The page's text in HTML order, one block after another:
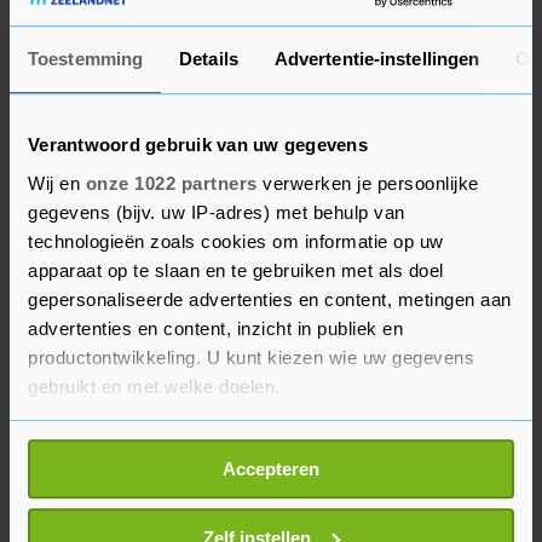
Toestemming Details Advertentie-instellingen
Verantwoord gebruik van uw gegevens
Wij en onze 1022 partners verwerken je persoonlijke
gegevens (bijv. uw IP-adres) met behulp van
technologieën zoals cookies om informatie op uw
apparaat op te slaan en te gebruiken met als doel
gepersonaliseerde advertenties en content, metingen aan
advertenties en content, inzicht in publiek en
productontwikkeling. U kunt kiezen wie uw gegevens
gebruikt en met welke doelen.
Als u het toestaat, willen we ook graag:
Informatie verzamelen over uw geografische
locatie, die tot een paar meter nauwkeurig kan zijn
Uw apparaat identificeren door het actief te
Accepteren
Zelf instellen
'hoi' en 'succes', maar verder niet. Maar het is niet
zo dat we elkaar een boze blik geven of een
schouderduw op de gang."
Sinds de veelbesproken finale op het WK in
Rusland hebben Fontijn en Price al een aantal
keer tegen elkaar gevochten. "We horen beiden in
de medailles en het is mooi om hier tegenover
elkaar te staan. De laatste vier of wedstrijden
waren we erg aan elkaar gewaagd, maar het gaat
erom wie het op zo'n groot toernooi doet."
Fontijn verzekerde zich met winst van haar
kwartfinale van haar tweede olympische
medaille. Vijf jaar geleden werd ze tweede in Rio